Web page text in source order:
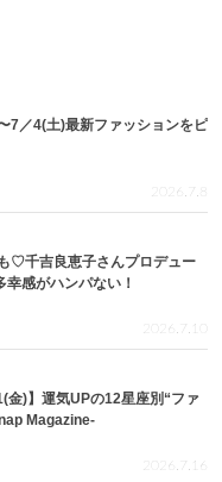
7／4(土)最新ファッションをピ
2026.7.8
♡千吉良恵子さんプロデュー
感がハンパない！
2026.7.10
金)】運気UPの12星座別“ファ
Magazine-
2026.7.16